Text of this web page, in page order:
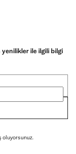
ile ilgili bilgi
oluyorsunuz.